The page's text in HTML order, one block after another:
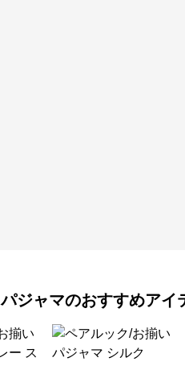
パジャマのおすすめアイ